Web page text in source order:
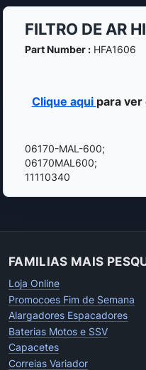
FILTRO DE AR
Part Number :HFA1606
Clique aqui para ver
06170-MAL-600;
06170MAL600;
11110340
FAMILIAS MAIS
Loja Online
Promocoes Fim de Semana
Alargadores Espacadores
Baterias Motos e SSV
Capacetes
Correias Variador